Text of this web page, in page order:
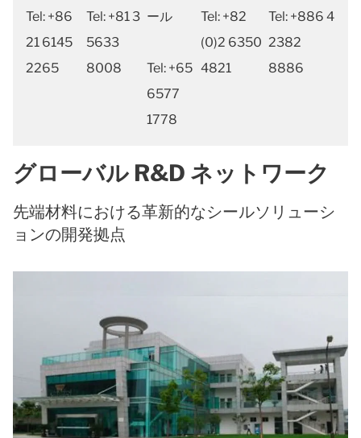
Tel: +86
21 6145
2265
Tel: +81 3
5633
8008
ール
Tel: +65
6577
1778
Tel: +82
(0)2 6350
4821
Tel: +886 4
2382
8886
グローバル R&D ネットワーク
先端材料における革新的なシールソリューシ
ョンの開発拠点